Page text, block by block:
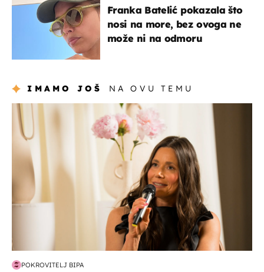
Franka Batelić pokazala što
nosi na more, bez ovoga ne
može ni na odmoru
IMAMO JOŠ NA OVU TEMU
moda & ljepota
POKROVITELJ BIPA